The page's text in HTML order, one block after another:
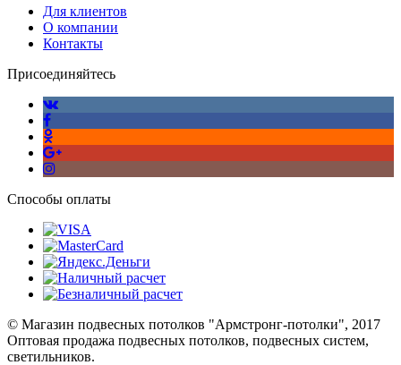
Для клиентов
О компании
Контакты
Присоединяйтесь
Способы оплаты
© Магазин подвесных потолков "Армстронг-потолки", 2017
Оптовая продажа подвесных потолков, подвесных систем,
светильников.